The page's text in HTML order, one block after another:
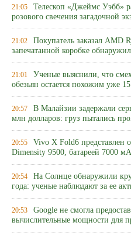
21:05 Телескоп «Джеймс Уэбб»
розового свечения загадочной
21:02 Покупатель заказал AMD
запечатанной коробке
21:01 Ученые выяснили, что
обезьян остается похожим уже
20:57 В Малайзии задержали
млн долларов: груз пытались
20:55 Vivo X Fold6 представлен
Dimensity 9500, батареей 7000
20:54 На Солнце обнаружили
года: ученые наблюдают за ее
20:53 Google не смогла
вычислительные мощности для